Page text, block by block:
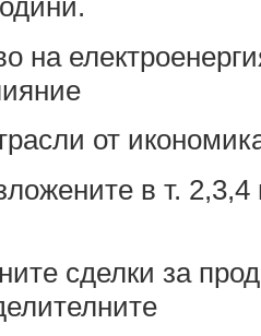
на
от
в т.
сделки за